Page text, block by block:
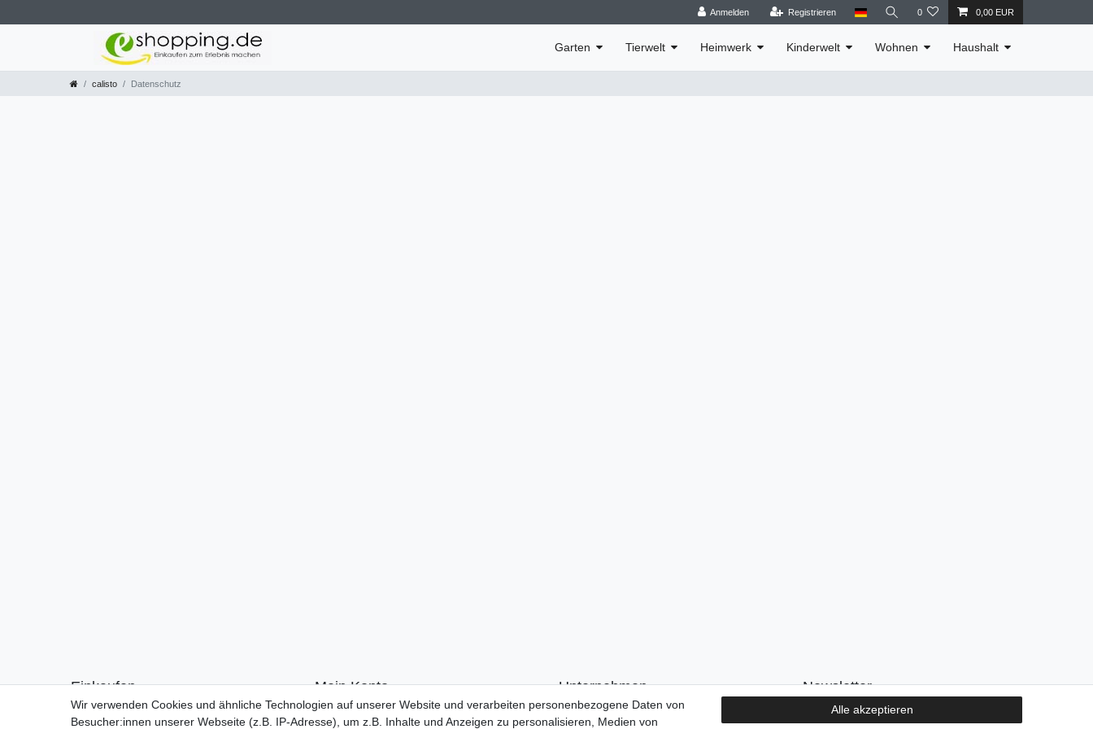
Anmelden Registrieren 0 0,00 EUR
Garten Tierwelt Heimwerk Kinderwelt Wohnen Haushalt
calisto Datenschutz
Einkaufen
Zahlungsarten
Versandarten & -kosten
Mein Konto
Anmelden
Registrieren
Unternehmen
Kontakt
AGB
Newsletter
E-MAIL **
Wir verwenden Cookies und ähnliche Technologien auf unserer Website und verarbeiten personenbezogene Daten von
Besucher:innen unserer Webseite (z.B. IP-Adresse), um z.B. Inhalte und Anzeigen zu personalisieren, Medien von
Alle akzeptieren